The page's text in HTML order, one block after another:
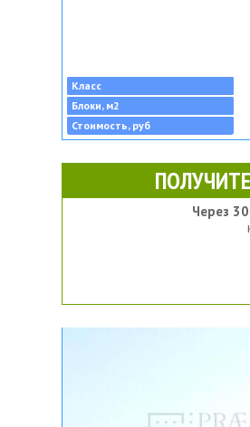
Класс
Блоки, м2
Стоимость, руб
Через